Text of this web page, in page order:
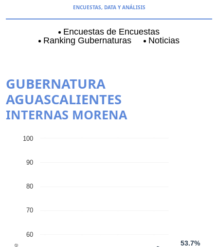
ENCUESTAS, DATA Y ANÁLISIS
Encuestas de Encuestas
Ranking Gubernaturas
Noticias
GUBERNATURA
AGUASCALIENTES
INTERNAS MORENA
60
70
80
90
100
53.7%